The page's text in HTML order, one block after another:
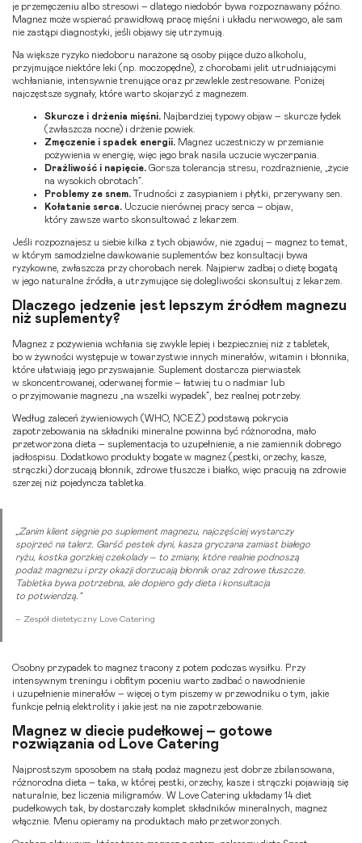
je przemęczeniu albo stresowi – dlatego niedobór bywa rozpoznawany późno.
Magnez może wspierać prawidłową pracę mięśni i układu nerwowego, ale sam
nie zastąpi diagnostyki, jeśli objawy się utrzymują.
Na większe ryzyko niedoboru narażone są osoby pijące dużo alkoholu,
przyjmujące niektóre leki (np. moczopędne), z chorobami jelit utrudniającymi
wchłanianie, intensywnie trenujące oraz przewlekle zestresowane. Poniżej
najczęstsze sygnały, które warto skojarzyć z magnezem.
Skurcze i drżenia mięśni. Najbardziej typowy objaw – skurcze łydek
(zwłaszcza nocne) i drżenie powiek.
Zmęczenie i spadek energii. Magnez uczestniczy w przemianie
pożywienia w energię, więc jego brak nasila uczucie wyczerpania.
Drażliwość i napięcie. Gorsza tolerancja stresu, rozdrażnienie, „życie
na wysokich obrotach”.
Problemy ze snem. Trudności z zasypianiem i płytki, przerywany sen.
Kołatanie serca. Uczucie nierównej pracy serca – objaw,
który zawsze warto skonsultować z lekarzem.
Jeśli rozpoznajesz u siebie kilka z tych objawów, nie zgaduj – magnez to temat,
w którym samodzielne dawkowanie suplementów bez konsultacji bywa
ryzykowne, zwłaszcza przy chorobach nerek. Najpierw zadbaj o dietę bogatą
w jego naturalne źródła, a utrzymujące się dolegliwości skonsultuj z lekarzem.
Dlaczego jedzenie jest lepszym źródłem magnezu
niż suplementy?
Magnez z pożywienia wchłania się zwykle lepiej i bezpieczniej niż z tabletek,
bo w żywności występuje w towarzystwie innych minerałów, witamin i błonnika,
które ułatwiają jego przyswajanie. Suplement dostarcza pierwiastek
w skoncentrowanej, oderwanej formie – łatwiej tu o nadmiar lub
o przyjmowanie magnezu „na wszelki wypadek”, bez realnej potrzeby.
Według zaleceń żywieniowych (WHO, NCEŻ) podstawą pokrycia
zapotrzebowania na składniki mineralne powinna być różnorodna, mało
przetworzona dieta – suplementacja to uzupełnienie, a nie zamiennik dobrego
jadłospisu. Dodatkowo produkty bogate w magnez (pestki, orzechy, kasze,
strączki) dorzucają błonnik, zdrowe tłuszcze i białko, więc pracują na zdrowie
szerzej niż pojedyncza tabletka.
„Zanim klient sięgnie po suplement magnezu, najczęściej wystarczy
spojrzeć na talerz. Garść pestek dyni, kasza gryczana zamiast białego
ryżu, kostka gorzkiej czekolady – to zmiany, które realnie podnoszą
podaż magnezu i przy okazji dorzucają błonnik oraz zdrowe tłuszcze.
Tabletka bywa potrzebna, ale dopiero gdy dieta i konsultacja
to potwierdzą.”
– Zespół dietetyczny Love Catering
Osobny przypadek to magnez tracony z potem podczas wysiłku. Przy
intensywnym treningu i obfitym poceniu warto zadbać o nawodnienie
i uzupełnienie minerałów – więcej o tym piszemy w przewodniku o tym, jakie
funkcje pełnią elektrolity i jakie jest na nie zapotrzebowanie
Magnez w diecie pudełkowej – gotowe
rozwiązania od Love Catering
Najprostszym sposobem na stałą podaż magnezu jest dobrze zbilansowana,
różnorodna dieta – taka, w której pestki, orzechy, kasze i strączki pojawiają się
naturalnie, bez liczenia miligramów. W Love Catering układamy 14 diet
pudełkowych tak, by dostarczały komplet składników mineralnych, magnez
włącznie. Menu opieramy na produktach mało przetworzonych.